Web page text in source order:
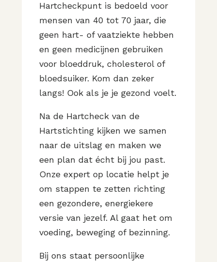
Hartcheckpunt is bedoeld voor
mensen van 40 tot 70 jaar, die
geen hart- of vaatziekte hebben
en geen medicijnen gebruiken
voor bloeddruk, cholesterol of
bloedsuiker. Kom dan zeker
langs! Ook als je je gezond voelt.
Na de Hartcheck van de
Hartstichting kijken we samen
naar de uitslag en maken we
een plan dat écht bij jou past.
Onze expert op locatie helpt je
om stappen te zetten richting
een gezondere, energiekere
versie van jezelf. Al gaat het om
voeding, beweging of bezinning.
Bij ons staat persoonlijke